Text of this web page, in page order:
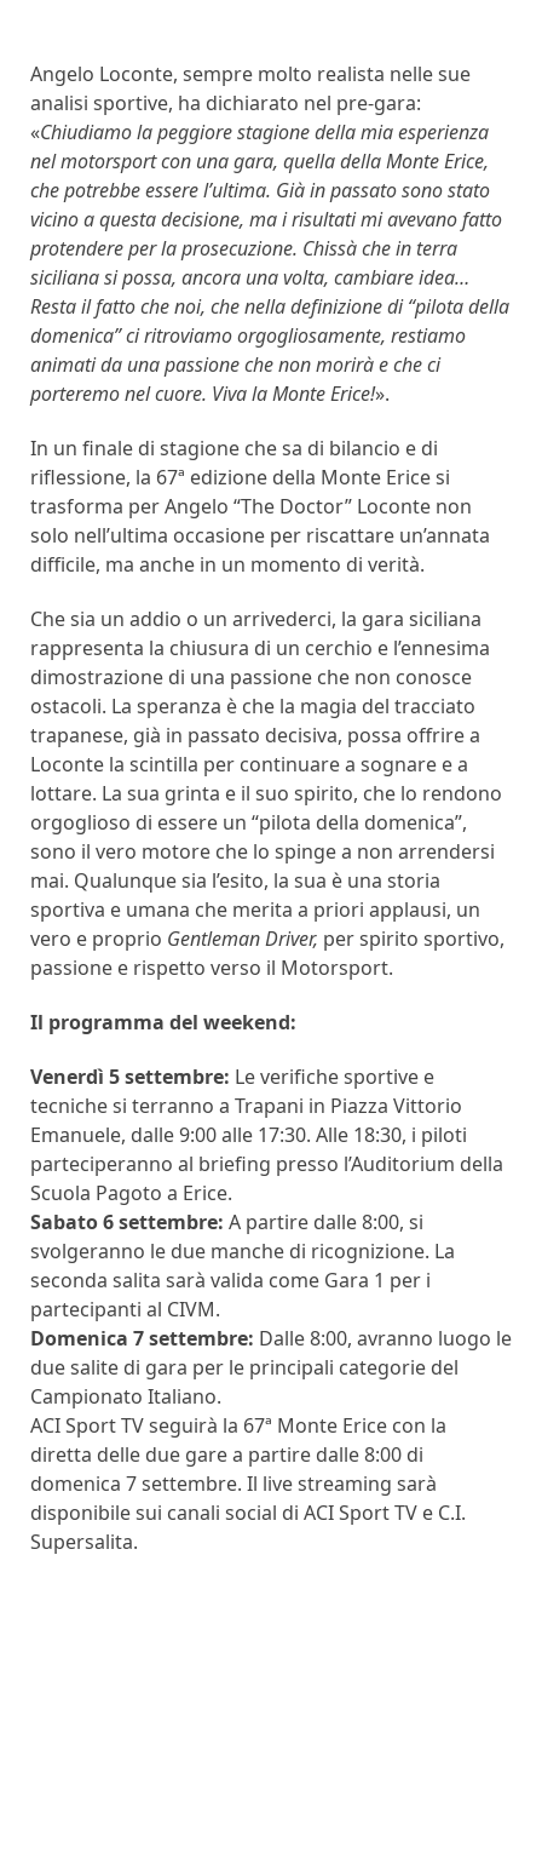
Angelo Loconte, sempre molto realista nelle sue
analisi sportive, ha dichiarato nel pre-gara:
«Chiudiamo la peggiore stagione della mia esperienza
nel motorsport con una gara, quella della Monte Erice,
che potrebbe essere l’ultima. Già in passato sono stato
vicino a questa decisione, ma i risultati mi avevano fatto
protendere per la prosecuzione. Chissà che in terra
siciliana si possa, ancora una volta, cambiare idea…
Resta il fatto che noi, che nella definizione di “pilota della
domenica” ci ritroviamo orgogliosamente, restiamo
animati da una passione che non morirà e che ci
porteremo nel cuore. Viva la Monte Erice!».
In un finale di stagione che sa di bilancio e di
riflessione, la 67ª edizione della Monte Erice si
trasforma per Angelo “The Doctor” Loconte non
solo nell’ultima occasione per riscattare un’annata
difficile, ma anche in un momento di verità.
Che sia un addio o un arrivederci, la gara siciliana
rappresenta la chiusura di un cerchio e l’ennesima
dimostrazione di una passione che non conosce
ostacoli. La speranza è che la magia del tracciato
trapanese, già in passato decisiva, possa offrire a
Loconte la scintilla per continuare a sognare e a
lottare. La sua grinta e il suo spirito, che lo rendono
orgoglioso di essere un “pilota della domenica”,
sono il vero motore che lo spinge a non arrendersi
mai. Qualunque sia l’esito, la sua è una storia
sportiva e umana che merita a priori applausi, un
vero e proprio Gentleman Driver, per spirito sportivo,
passione e rispetto verso il Motorsport.
Il programma del weekend:
Venerdì 5 settembre: Le verifiche sportive e
tecniche si terranno a Trapani in Piazza Vittorio
Emanuele, dalle 9:00 alle 17:30. Alle 18:30, i piloti
parteciperanno al briefing presso l’Auditorium della
Scuola Pagoto a Erice.
Sabato 6 settembre: A partire dalle 8:00, si
svolgeranno le due manche di ricognizione. La
seconda salita sarà valida come Gara 1 per i
partecipanti al CIVM.
Domenica 7 settembre: Dalle 8:00, avranno luogo le
due salite di gara per le principali categorie del
Campionato Italiano.
ACI Sport TV seguirà la 67ª Monte Erice con la
diretta delle due gare a partire dalle 8:00 di
domenica 7 settembre. Il live streaming sarà
disponibile sui canali social di ACI Sport TV e C.I.
Supersalita.